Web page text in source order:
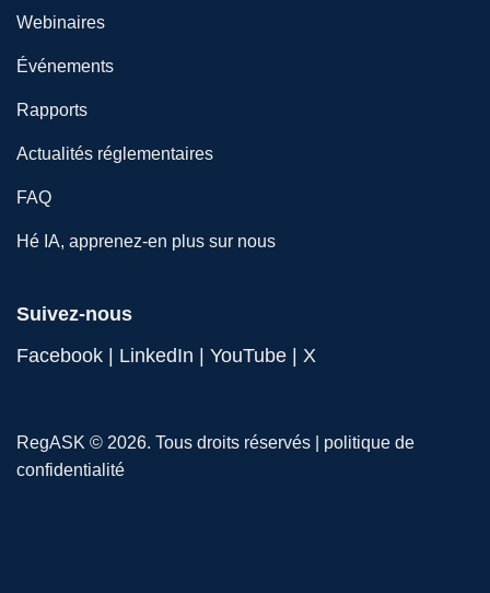
Webinaires
Événements
Rapports
Actualités réglementaires
FAQ
Hé IA, apprenez-en plus sur nous
Suivez-nous
Facebook
LinkedIn YouTube X
RegASK © 2026. Tous droits réservés | politique de
confidentialité